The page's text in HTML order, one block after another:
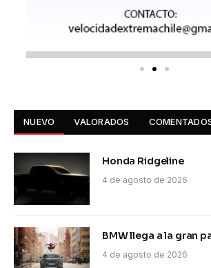
NUEVO VALORADOS
Honda Ridgeline
4 de agosto de 2026
BMW llega a la gran
4 de agosto de 2026